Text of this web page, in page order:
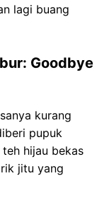
lagi buang
Goodbye
kurang
pupuk
hijau bekas
jitu yang